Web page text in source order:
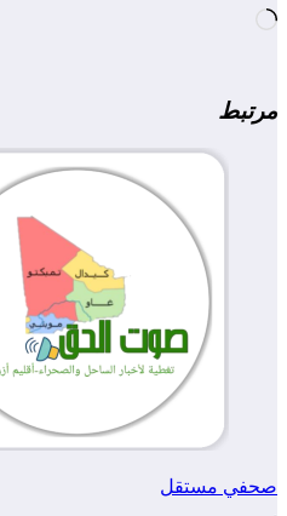
مرتبط
صحفي مستقل